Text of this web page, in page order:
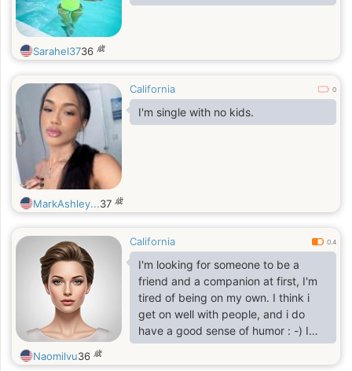
Sarahel3736 歳
California 0
I'm single with no kids.
MarkAshley...37 歳
California 0.4
I'm looking for someone to be a
friend and a companion at first, I'm
tired of being on my own. I think i
get on well with people, and i do
have a good sense of humor : -) I
like outdoor pursuits. Walking,
bicycle, travel, visiting places. I like
Naomilvu36 歳